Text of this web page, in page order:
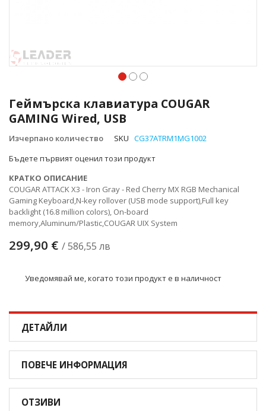
Геймърска клавиатура COUGAR
GAMING Wired, USB
Изчерпано количество SKU CG37ATRM1MG1002
Бъдете първият оценил този продукт
КРАТКО ОПИСАНИЕ
COUGAR ATTACK X3 - Iron Gray - Red Cherry MX RGB Mechanical
Gaming Keyboard,N-key rollover (USB mode support),Full key
backlight (16.8 million colors), On-board
memory,Aluminum/Plastic,COUGAR UIX System
299,90 € / 586,55 лв
Уведомявай ме, когато този продукт е в наличност
към
началото
на
галерия
снимки
ДЕТАЙЛИ
ПОВЕЧЕ ИНФОРМАЦИЯ
ОТЗИВИ